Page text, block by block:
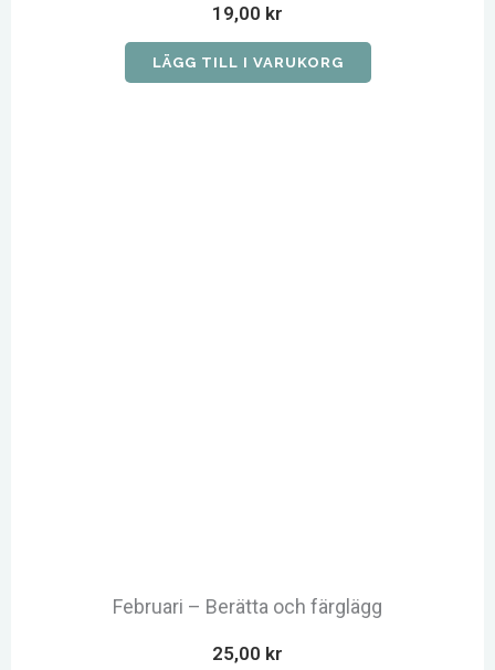
19,00 kr
LÄGG TILL I VARUKORG
Februari – Berätta och färglägg
25,00 kr